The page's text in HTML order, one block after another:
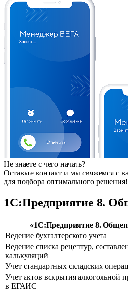
Не знаете с чего начать?
Оставьте контакт и мы свяжемся с
для подбора оптимального решения!
1С:Предприятие 8.
«1С:Предприятие 8.
Ведение бухгалтерского учета
Ведение списка рецептур,
калькуляций
Учет стандартных складских
Учет актов вскрытия алкогольной
в ЕГАИС